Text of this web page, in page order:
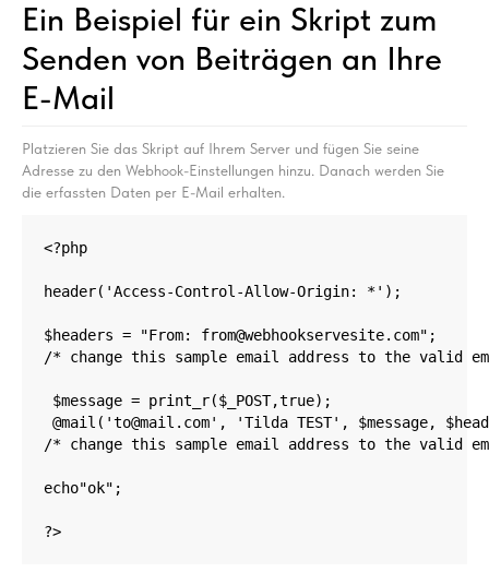
Ein Beispiel für ein Skript zum
Senden von Beiträgen an Ihre
E-Mail
Platzieren Sie das Skript auf Ihrem Server und fügen Sie seine
Adresse zu den Webhook-Einstellungen hinzu. Danach werden Sie
die erfassten Daten per E-Mail erhalten.
<?php
header('Access-Control-Allow-Origin: *');
$headers = "From: from@webhookservesite.com";​
/* change this sample email address to the
$message = print_r($_POST,true);
@mail('to@mail.com', 'Tilda TEST', $message,
/* change this sample email address to the valid
echo"ok";
?>